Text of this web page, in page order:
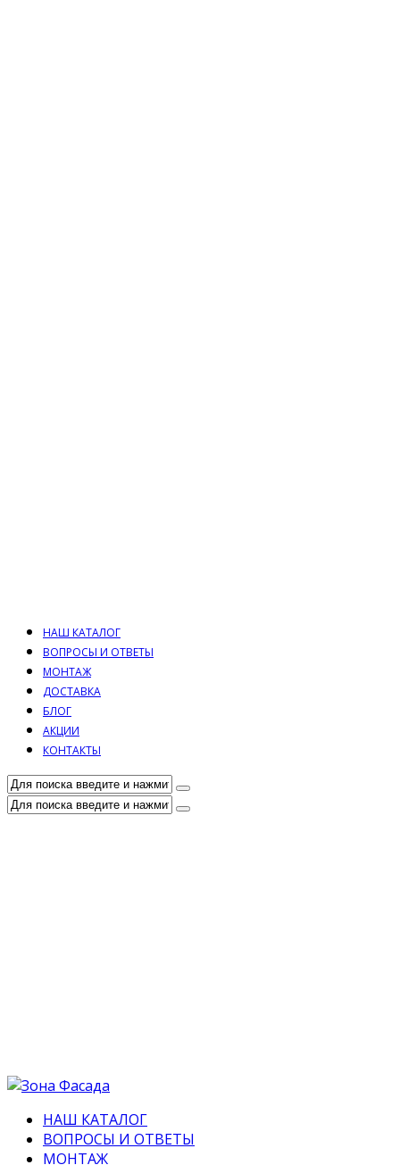
НАШ КАТАЛОГ
ВОПРОСЫ И ОТВЕТЫ
МОНТАЖ
ДОСТАВКА
БЛОГ
АКЦИИ
КОНТАКТЫ
НАШ КАТАЛОГ
ВОПРОСЫ И ОТВЕТЫ
МОНТАЖ